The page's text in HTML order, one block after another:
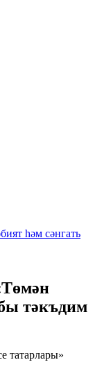
һәм сәнгать
тәкъдим